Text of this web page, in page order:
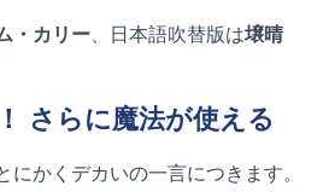
・カリー 、日本語吹替版は壌晴
さらに魔法が使える
にかくデカいの一言につきます。